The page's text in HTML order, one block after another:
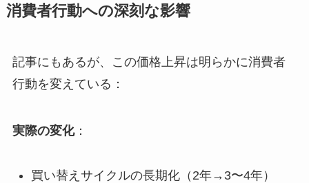
消費者行動への深刻な影響
記事にもあるが、この価格上昇は明らかに消費者
行動を変えている：
実際の変化：
買い替えサイクルの長期化（2年→3〜4年）